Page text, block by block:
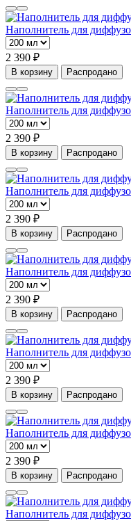
Наполнитель для
2 390 ₽
В корзину Распродано
Наполнитель для
2 390 ₽
В корзину Распродано
Наполнитель для
2 390 ₽
В корзину Распродано
Наполнитель для
2 390 ₽
В корзину Распродано
Наполнитель для
2 390 ₽
В корзину Распродано
Наполнитель для
2 390 ₽
В корзину Распродано
Наполнитель для